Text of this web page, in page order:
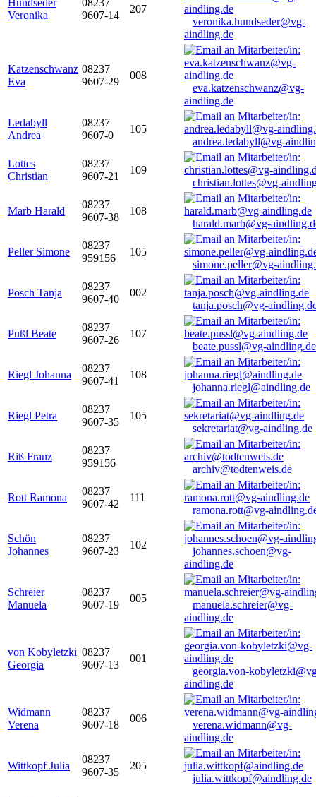
Hundseder
Veronika
08237
9607-14
207
veronika.hundseder@vg-
aindling.de
Katzenschwanz
Eva
08237
9607-29
008
eva.katzenschwanz@vg-
aindling.de
Ledabyll
Andrea
08237
9607-0
105
andrea.ledabyll@vg-
Lottes
Christian
08237
9607-21
109
christian.lottes@vg-
Marb Harald
08237
9607-38
108
harald.marb@vg-
Peller Simone
08237
959156
105
simone.peller@vg-
Posch Tanja
08237
9607-40
002
tanja.posch@vg-
Pußl Beate
08237
9607-26
107
beate.pussl@vg-aindling.de
Riegl Johanna
08237
9607-41
108
johanna.riegl@aindling.de
Riegl Petra
08237
9607-35
105
sekretariat@vg-aindling.de
Riß Franz
08237
959156
archiv@todtenweis.de
Rott Ramona
08237
9607-42
111
ramona.rott@vg-
Schön
Johannes
08237
9607-23
102
johannes.schoen@vg-
aindling.de
Schreier
Manuela
08237
9607-19
005
manuela.schreier@vg-
aindling.de
von Kobyletzki
Georgia
08237
9607-13
001
georgia.von-
aindling.de
Widmann
Verena
08237
9607-18
006
verena.widmann@vg-
aindling.de
Wittkopf Julia
08237
9607-35
205
julia.wittkopf@aindling.de